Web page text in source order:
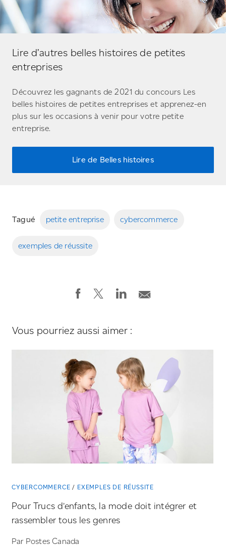
Lire d’autres belles histoires de petites
entreprises
Découvrez les gagnants de 2021 du concours Les
belles histoires de petites entreprises et apprenez-en
plus sur les occasions à venir pour votre petite
entreprise.
Lire de Belles histoires
Tagué petite entreprise cybercommerce
exemples de réussite
Vous pourriez aussi aimer :
CYBERCOMMERCE EXEMPLES DE RÉUSSITE
Pour Trucs d’enfants, la mode doit intégrer et
rassembler tous les genres
Par Postes Canada